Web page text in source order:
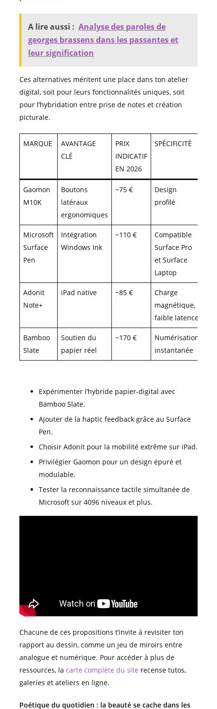
A lire aussi : Analyse des paroles de
georges brassens dans les passantes et
leur signification
Ces alternatives méritent une place dans ton atelier
digital, soit pour leurs fonctionnalités uniques, soit
pour l’hybridation entre prise de notes et création
picturale.
MARQUE
AVANTAGE
CLÉ
PRIX
INDICATIF
EN 2026
SPÉCIFICITÉ
Gaomon
M10K
Boutons
latéraux
ergonomiques
~75 €
Design
profilé
Microsoft
Surface
Pen
Intégration
Windows Ink
~110 €
Compatible
Surface Pro
et Surface
Laptop
Adonit
Note+
iPad native ~85 €
Charge
magnétique,
faible latence
Bamboo
Slate
Soutien du
papier réel
~170 €
Numérisation
instantanée
Expérimenter l’hybride papier-digital avec
Bamboo Slate.
Ajouter de la haptic feedback grâce au Surface
Pen.
Choisir Adonit pour la mobilité extrême sur iPad.
Privilégier Gaomon pour un design épuré et
modulable.
Tester la reconnaissance tactile simultanée de
Microsoft sur 4096 niveaux et plus.
Chacune de ces propositions t’invite à revisiter ton
rapport au dessin, comme un jeu de miroirs entre
analogue et numérique. Pour accéder à plus de
ressources, la carte complète du site recense tutos,
galeries et ateliers en ligne.
Poétique du quotidien : la beauté se cache dans les